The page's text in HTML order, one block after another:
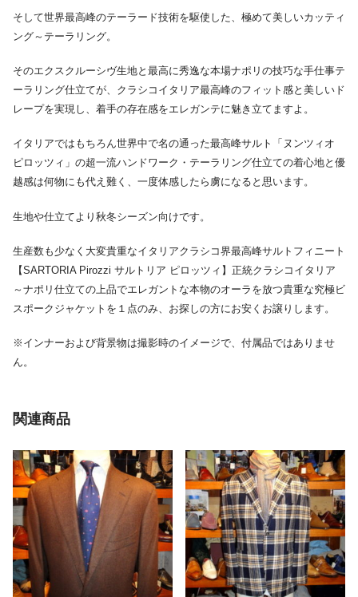
そして世界最高峰のテーラード技術を駆使した、極めて美しいカッティ
ング～テーラリング。
そのエクスクルーシヴ生地と最高に秀逸な本場ナポリの技巧な手仕事テ
ーラリング仕立てが、クラシコイタリア最高峰のフィット感と美しいド
レープを実現し、着手の存在感をエレガンテに魅き立てますよ。
イタリアではもちろん世界中で名の通った最高峰サルト「ヌンツィオ
ピロッツィ」の超一流ハンドワーク・テーラリング仕立ての着心地と優
越感は何物にも代え難く、一度体感したら虜になると思います。
生地や仕立てより秋冬シーズン向けです。
生産数も少なく大変貴重なイタリアクラシコ界最高峰サルトフィニート
【SARTORIA Pirozzi サルトリア ピロッツィ】正統クラシコイタリア
～ナポリ仕立ての上品でエレガントな本物のオーラを放つ貴重な究極ビ
スポークジャケットを１点のみ、お探しの方にお安くお譲りします。
※インナーおよび背景物は撮影時のイメージで、付属品ではありませ
ん。
関連商品